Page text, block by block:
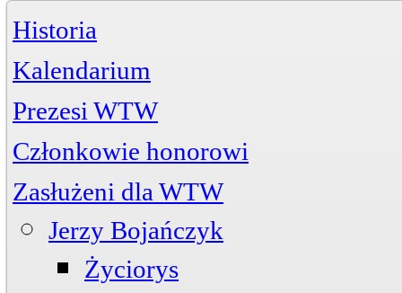
Historia
Kalendarium
Prezesi WTW
Członkowie honorowi
Zasłużeni dla WTW
Jerzy Bojańczyk
Życiorys